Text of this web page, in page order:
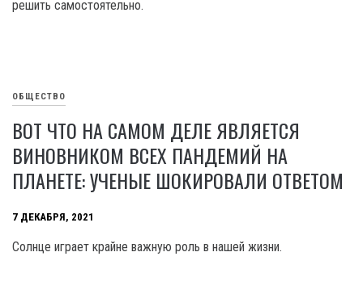
решить самостоятельно.
ОБЩЕСТВО
ВОТ ЧТО НА САМОМ ДЕЛЕ ЯВЛЯЕТСЯ
ВИНОВНИКОМ ВСЕХ ПАНДЕМИЙ НА
ПЛАНЕТЕ: УЧЕНЫЕ ШОКИРОВАЛИ ОТВЕТОМ
7 ДЕКАБРЯ, 2021
Солнце играет крайне важную роль в нашей жизни.